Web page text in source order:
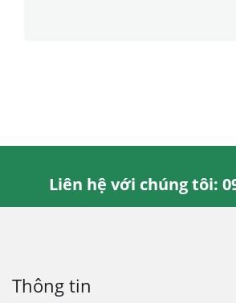
Liên hệ với chúng tôi:
Thông tin